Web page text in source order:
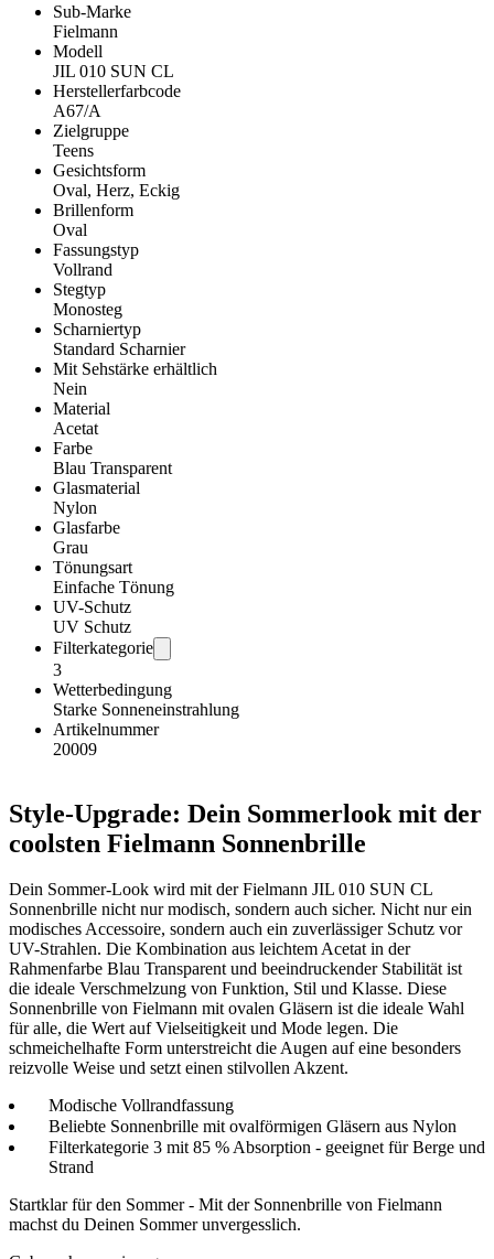
Sub-Marke
Fielmann
Modell
JIL 010 SUN CL
Herstellerfarbcode
A67/A
Zielgruppe
Teens
Gesichtsform
Oval, Herz, Eckig
Brillenform
Oval
Fassungstyp
Vollrand
Stegtyp
Monosteg
Scharniertyp
Standard Scharnier
Mit Sehstärke erhältlich
Nein
Material
Acetat
Farbe
Blau Transparent
Glasmaterial
Nylon
Glasfarbe
Grau
Tönungsart
Einfache Tönung
UV-Schutz
UV Schutz
Filterkategorie
3
Wetterbedingung
Starke Sonneneinstrahlung
Artikelnummer
20009
Style-Upgrade: Dein Sommerlook mit der
coolsten Fielmann Sonnenbrille
Dein Sommer-Look wird mit der Fielmann JIL 010 SUN CL
Sonnenbrille nicht nur modisch, sondern auch sicher. Nicht nur ein
modisches Accessoire, sondern auch ein zuverlässiger Schutz vor
UV-Strahlen. Die Kombination aus leichtem Acetat in der
Rahmenfarbe Blau Transparent und beeindruckender Stabilität ist
die ideale Verschmelzung von Funktion, Stil und Klasse. Diese
Sonnenbrille von Fielmann mit ovalen Gläsern ist die ideale Wahl
für alle, die Wert auf Vielseitigkeit und Mode legen. Die
schmeichelhafte Form unterstreicht die Augen auf eine besonders
reizvolle Weise und setzt einen stilvollen Akzent.
Modische Vollrandfassung
Beliebte Sonnenbrille mit ovalförmigen Gläsern aus Nylon
Filterkategorie 3 mit 85 % Absorption - geeignet für Berge und
Strand
Startklar für den Sommer - Mit der Sonnenbrille von Fielmann
machst du Deinen Sommer unvergesslich.